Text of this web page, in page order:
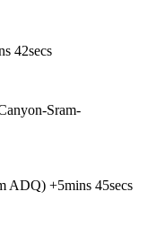
42secs
Sram-
ADQ) +5mins 45secs